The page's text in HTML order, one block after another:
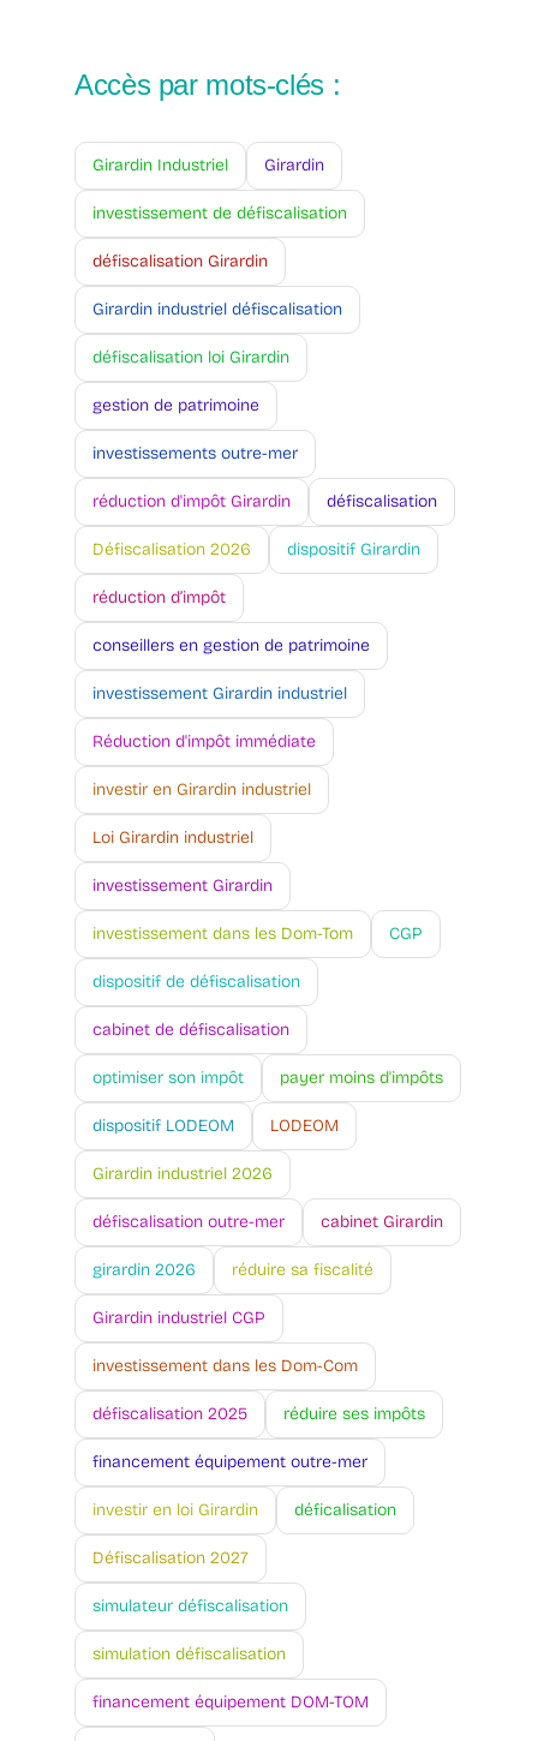
Accès par mots-clés :
Girardin Industriel Girardin
investissement de défiscalisation
défiscalisation Girardin
Girardin industriel défiscalisation
défiscalisation loi Girardin
gestion de patrimoine
investissements outre-mer
réduction d'impôt Girardin défiscalisation
Défiscalisation 2026 dispositif Girardin
réduction d’impôt
conseillers en gestion de patrimoine
investissement Girardin industriel
Réduction d'impôt immédiate
investir en Girardin industriel
Loi Girardin industriel
investissement Girardin
investissement dans les Dom-Tom CGP
dispositif de défiscalisation
cabinet de défiscalisation
optimiser son impôt payer moins d'impôts
dispositif LODEOM LODEOM
Girardin industriel 2026
défiscalisation outre-mer cabinet Girardin
girardin 2026 réduire sa fiscalité
Girardin industriel CGP
investissement dans les Dom-Com
défiscalisation 2025 réduire ses impôts
financement équipement outre-mer
investir en loi Girardin déficalisation
Défiscalisation 2027
simulateur défiscalisation
simulation défiscalisation
financement équipement DOM-TOM